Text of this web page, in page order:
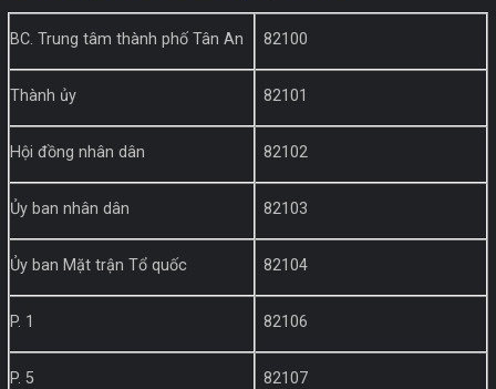
BC. Trung tâm thành phố Tân An 82100
Thành ủy 82101
Hội đồng nhân dân 82102
Ủy ban nhân dân 82103
Ủy ban Mặt trận Tổ quốc 82104
P. 1 82106
P. 5 82107